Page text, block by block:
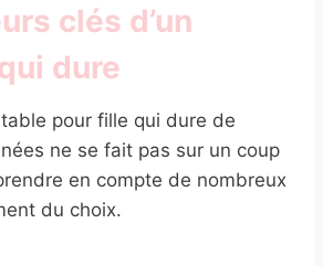
clés d’un
dure
pour fille qui dure de
ne se fait pas sur un coup
en compte de nombreux
du choix.